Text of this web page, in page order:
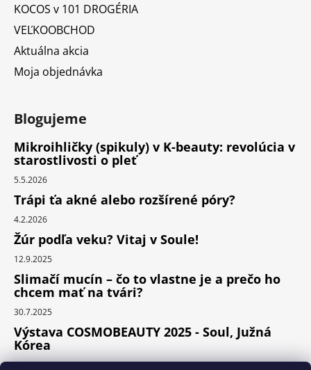
KOCOS v 101 DROGÉRIA
VEĽKOOBCHOD
Aktuálna akcia
Moja objednávka
Blogujeme
Mikroihličky (spikuly) v K-beauty: revolúcia v
starostlivosti o pleť
5.5.2026
Trápi ťa akné alebo rozšírené póry?
4.2.2026
Žúr podľa veku? Vitaj v Soule!
12.9.2025
Slimačí mucín – čo to vlastne je a prečo ho
chcem mať na tvári?
30.7.2025
Výstava COSMOBEAUTY 2025 - Soul, Južná
Kórea
11.6.2025